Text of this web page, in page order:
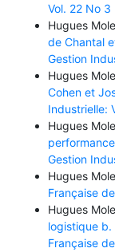
Vol. 22 No
Hugues
de Chantal
Gestion
Hugues
Cohen et
Industrielle:
Hugues
Gestion
Hugues
Française
Hugues
logistique
Française